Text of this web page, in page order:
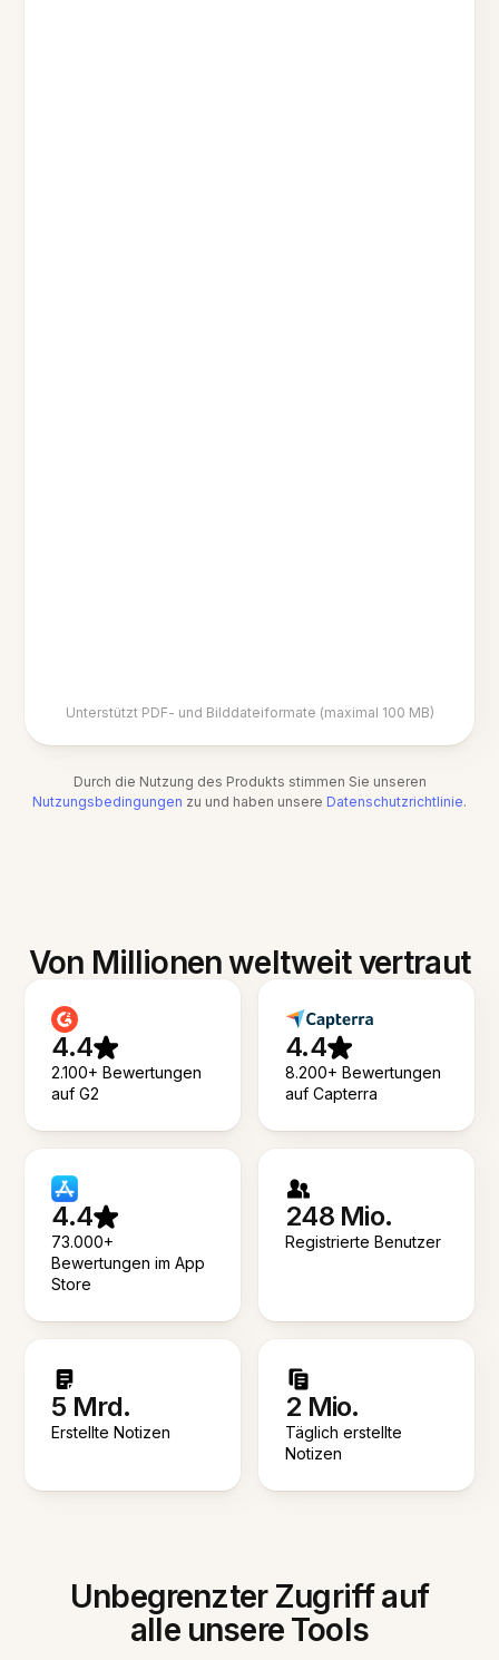
Unterstützt PDF- und Bilddateiformate (maximal 100 MB)
Durch die Nutzung des Produkts stimmen Sie unseren
Nutzungsbedingungen zu und haben unsere Datenschutzrichtlinie.
Von Millionen weltweit vertraut
4.4
2.100+ Bewertungen
auf G2
4.4
8.200+ Bewertungen
auf Capterra
4.4
73.000+
Bewertungen im App
Store
248 Mio.
Registrierte Benutzer
5 Mrd.
Erstellte Notizen
2 Mio.
Täglich erstellte
Notizen
Unbegrenzter Zugriff auf
alle unsere Tools